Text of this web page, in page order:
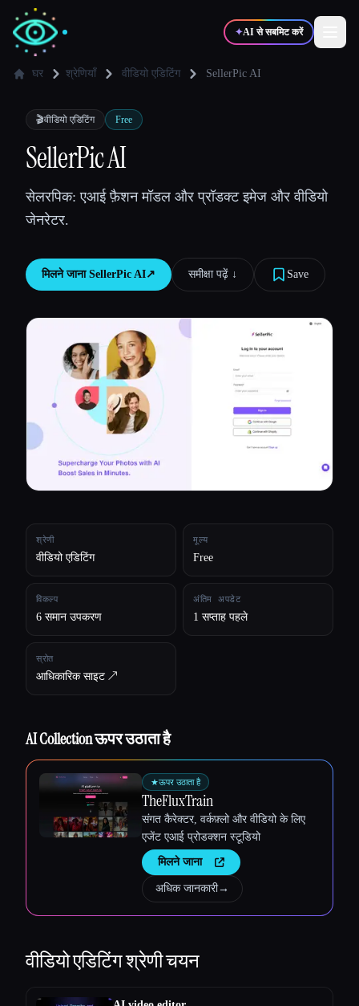
✦AI से सबमिट करें
✍️लेखक
💻
🎓 विद्यार्थी
टूल्स की तुलना करें
सभी श्रेणियाँ
हमारे बारे में
घर श्रेणियाँ वीडियो एडिटिंग SellerPic AI
🎬वीडियो एडिटिंग Free
SellerPic AI
सेलरपिक: एआई फ़ैशन मॉडल और प्रॉडक्ट इमेज और वीडियो
जेनरेटर.
मिलने जाना SellerPic AI↗︎ समीक्षा पढ़ें ↓︎ Save
श्रेणी
वीडियो एडिटिंग
मूल्य
Free
विकल्प
6 समान उपकरण
अंतिम अपडेट
1 सप्ताह पहले
स्रोत
आधिकारिक साइट ↗︎
AI Collection ऊपर उठाता है
★ऊपर उठाता है
TheFluxTrain
संगत कैरेक्टर, वर्कफ़्लो और वीडियो के लिए
एजेंट एआई प्रोडक्शन स्टूडियो
मिलने जाना
अधिक जानकारी→
वीडियो एडिटिंगश्रेणी चयन